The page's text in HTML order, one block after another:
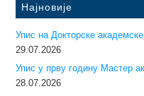
Најновије
Упис на Докторске
29.07.2026
Упис у прву годину Mастер
28.07.2026